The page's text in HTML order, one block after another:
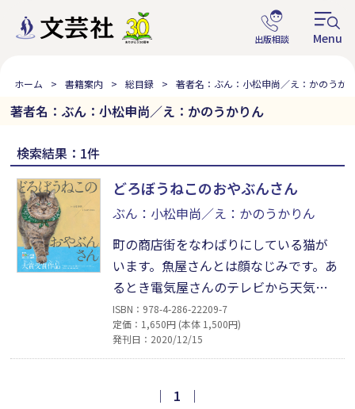
ホーム 書籍案内 総目録 著者名：ぶん：小松申尚／え：かのうか
著者名：ぶん：小松申尚／え：かのうかりん
検索結果：1件
どろぼうねこのおやぶんさん
ぶん：小松申尚／え：かのうかりん
町の商店街をなわばりにしている猫が
います。魚屋さんとは顔なじみです。あ
るとき電気屋さんのテレビから天気予
報が聞こえてきました。「今日の天気
はあなたの町だけ晴れのち『さんま』
…」。商売ができなくなると困った魚
は泥棒の親分です。町中から仲間の猫
ISBN：978-4-286-22209-7
定価：1,650円 (本体 1,500円)
発刊日：2020/12/15
｜ 1 ｜